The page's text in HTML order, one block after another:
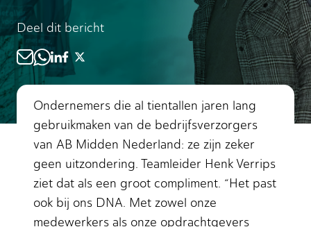
Deel dit bericht
Ondernemers die al tientallen jaren lang
gebruikmaken van de bedrijfsverzorgers
van AB Midden Nederland: ze zijn zeker
geen uitzondering. Teamleider Henk Verrips
ziet dat als een groot compliment. “Het past
ook bij ons DNA. Met zowel onze
medewerkers als onze opdrachtgevers